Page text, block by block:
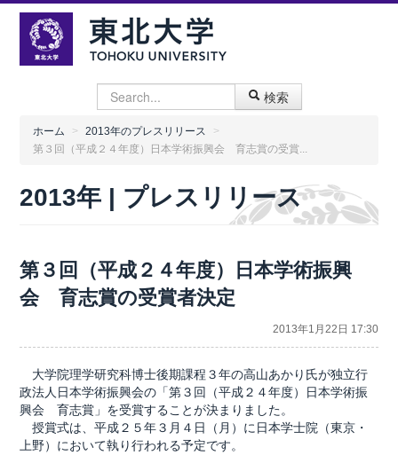
検索
ホーム > 2013年のプレスリリース
>
第３回（平成２４年度）日本学術振興会 育志賞の受賞...
2013年 | プレスリリース
第３回（平成２４年度）日本学術振興
会 育志賞の受賞者決定
2013年1月22日 17:30
大学院理学研究科博士後期課程３年の高山あかり氏が独立行
政法人日本学術振興会の「第３回（平成２４年度）日本学術振
興会 育志賞」を受賞することが決まりました。
授賞式は、平成２５年３月４日（月）に日本学士院（東京・
上野）において執り行われる予定です。